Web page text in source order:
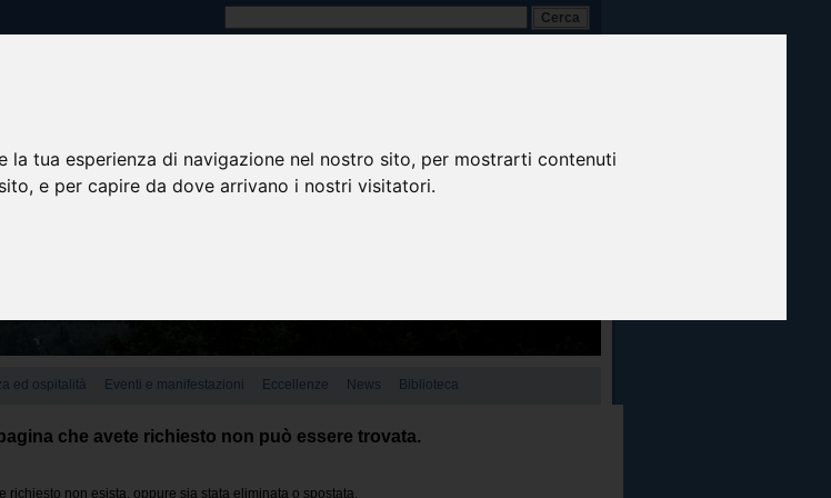
tua esperienza di navigazione nel nostro sito, per mostrarti contenuti
e per capire da dove arrivano i nostri visitatori.
ed ospitalità Eventi e manifestazioni Eccellenze News Biblioteca
che avete richiesto non può essere trovata.
richiesto non esista, oppure sia stata eliminata o spostata.